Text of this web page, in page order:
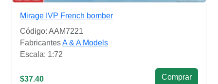
Mirage IVP French bomber
Código: AAM7221
FabricantesA & A Models
Escala: 1:72
$37.40 Сomprar